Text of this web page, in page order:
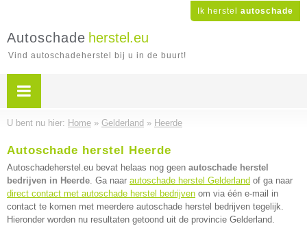
Ik herstel autoschade
Autoschade herstel.eu
Vind autoschadeherstel bij u in de buurt!
U bent nu hier: Home » Gelderland » Heerde
Autoschade herstel Heerde
Autoschadeherstel.eu bevat helaas nog geen autoschade herstel
bedrijven in Heerde. Ga naar autoschade herstel Gelderland of ga naar
direct contact met autoschade herstel bedrijven om via één e-mail in
contact te komen met meerdere autoschade herstel bedrijven tegelijk.
Hieronder worden nu resultaten getoond uit de provincie Gelderland.